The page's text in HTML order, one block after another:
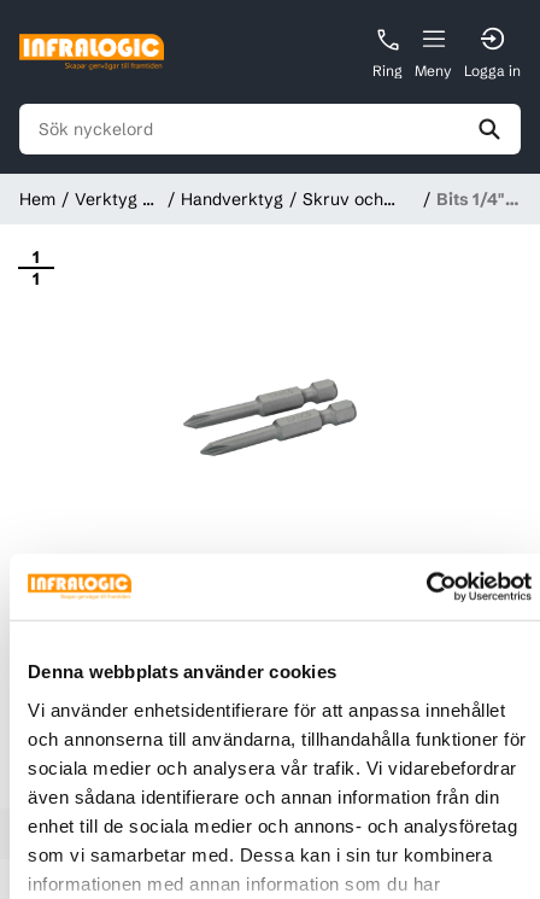
Denna webbplats använder cookies
Vi använder enhetsidentifierare för att anpassa innehållet
och annonserna till användarna, tillhandahålla funktioner för
sociala medier och analysera vår trafik. Vi vidarebefordrar
även sådana identifierare och annan information från din
enhet till de sociala medier och annons- och analysföretag
som vi samarbetar med. Dessa kan i sin tur kombinera
informationen med annan information som du har
Ring Meny Logga in
Hem
Verktyg &
Handverktyg
Skruv och
Bits 1/4"
1
1
X100467 Bahco
Produktbeskrivning Specifikationer